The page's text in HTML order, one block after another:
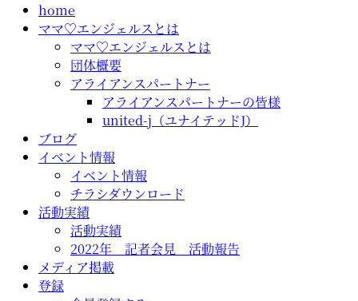
home
ママ♡エンジェルスとは
ママ♡エンジェルスとは
団体概要
アライアンスパートナー
アライアンスパートナーの皆様
united-j（ユナイテッドJ）
ブログ
イベント情報
イベント情報
チラシダウンロード
活動実績
活動実績
2022年 記者会見 活動報告
メディア掲載
登録